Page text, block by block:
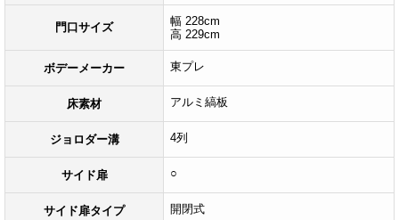
門口サイズ
幅 228cm
高 229cm
ボデーメーカー 東プレ
床素材 アルミ縞板
ジョロダー溝 4列
サイド扉 ○
サイド扉タイプ 開閉式